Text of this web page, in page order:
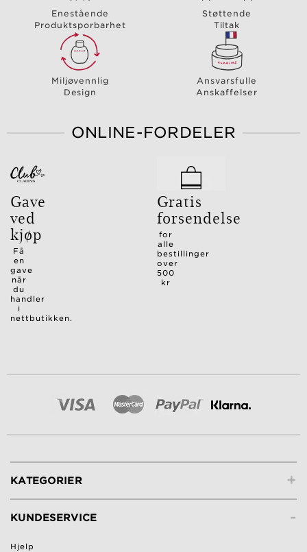
Enestående
Produktsporbarhet
Støttende
Tiltak
Miljøvennlig
Design
Ansvarsfulle
Anskaffelser
ONLINE-FORDELER
Gave
ved
kjøp
Få
en
gave
når
du
handler
i
nettbutikken.
Gratis
forsendelse
for
alle
bestillinger
over
500
kr
+
KATEGORIER
-
KUNDESERVICE
Hjelp